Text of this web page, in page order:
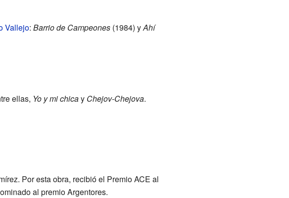
Vallejo: Barrio de Campeones(1984) yAhí
ellas, Yo y mi chicay Chejov-Chejova.
Por esta obra, recibió el Premio ACE al
al premio Argentores.